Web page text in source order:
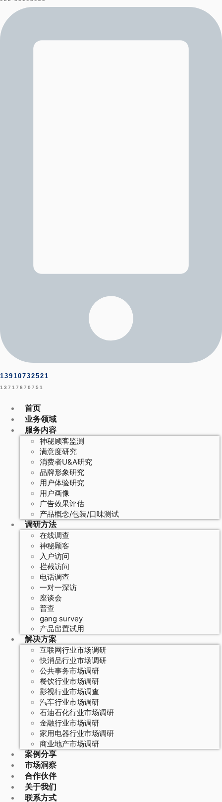
13910732521
13717670751
首页
业务领域
服务内容
神秘顾客监测
满意度研究
消费者U&A研究
品牌形象研究
用户体验研究
用户画像
广告效果评估
产品概念/包装/口味测试
调研方法
在线调查
神秘顾客
入户访问
拦截访问
电话调查
一对一深访
座谈会
普查
gang survey
产品留置试用
解决方案
互联网行业市场调研
快消品行业市场调研
公共事务市场调研
餐饮行业市场调研
影视行业市场调查
汽车行业市场调研
石油石化行业市场调研
金融行业市场调研
家用电器行业市场调研
商业地产市场调研
案例分享
市场洞察
合作伙伴
关于我们
联系方式